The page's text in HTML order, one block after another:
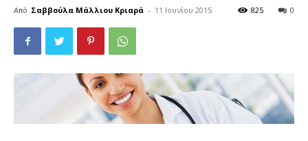
Από Σαββούλα Μάλλιου Κριαρά - 11 Ιουνίου 2015 0
825